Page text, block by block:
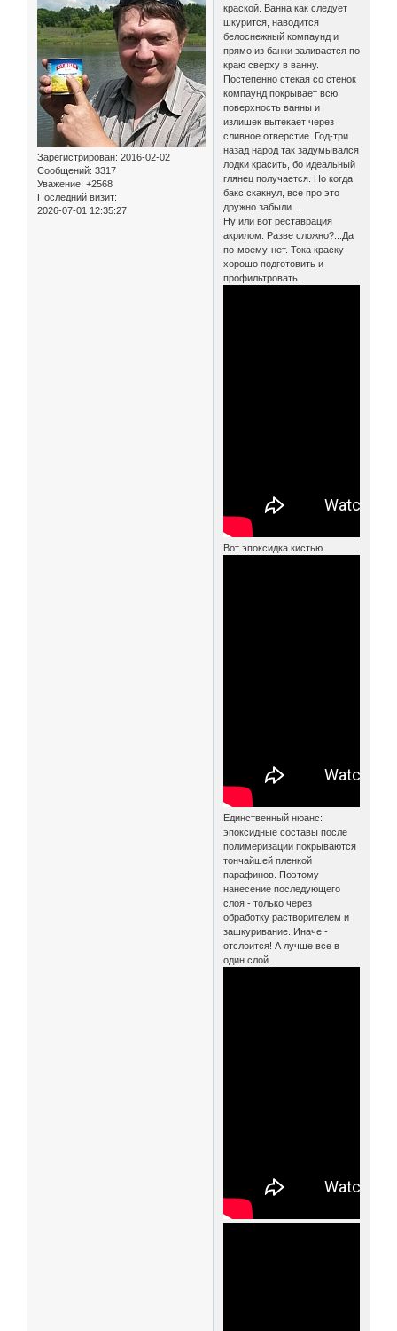
Зарегистрирован: 2016-02-02
Сообщений: 3317
Уважение: +2568
Последний визит:
2026-07-01 12:35:27
краской. Ванна как следует
шкурится, наводится
белоснежный компаунд и
прямо из банки заливается по
краю сверху в ванну.
Постепенно стекая со стенок
компаунд покрывает всю
поверхность ванны и
излишек вытекает через
сливное отверстие. Год-три
назад народ так задумывался
лодки красить, бо идеальный
глянец получается. Но когда
бакс скакнул, все про это
дружно забыли...
Ну или вот реставрация
акрилом. Разве сложно?...Да
по-моему-нет. Тока краску
хорошо подготовить и
профильтровать...
Вот эпоксидка кистью
Единственный нюанс:
эпоксидные составы после
полимеризации покрываются
тончайшей пленкой
парафинов. Поэтому
нанесение последующего
слоя - только через
обработку растворителем и
зашкуривание. Иначе -
отслоится! А лучше все в
один слой...